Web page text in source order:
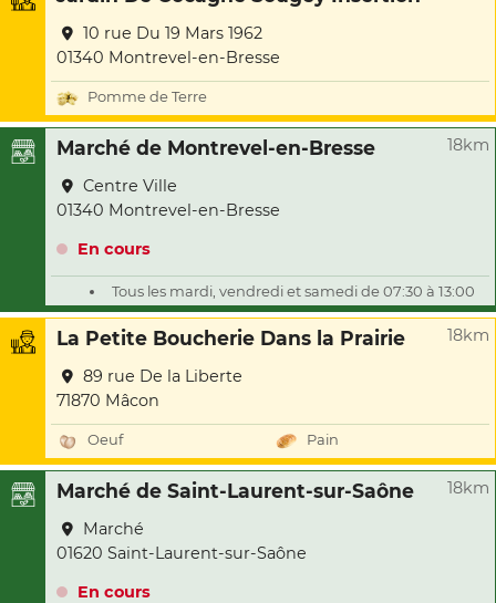
10 rue Du 19 Mars 1962
01340 Montrevel-en-Bresse
Pomme de Terre
Marché de Montrevel-en-Bresse 18km
Centre Ville
01340 Montrevel-en-Bresse
En cours
Tous les mardi, vendredi et samedi de 07:30 à 13:00
La Petite Boucherie Dans la Prairie 18km
89 rue De la Liberte
71870 Mâcon
Oeuf Pain
Marché de Saint-Laurent-sur-Saône 18km
Marché
01620 Saint-Laurent-sur-Saône
En cours